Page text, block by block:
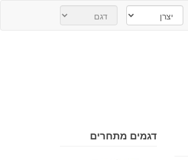
דגמים מתחרים